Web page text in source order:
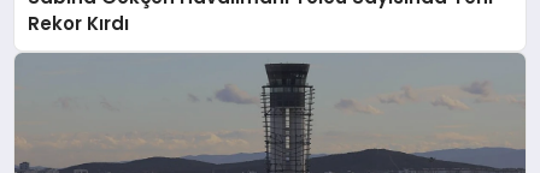
Rekor Kırdı